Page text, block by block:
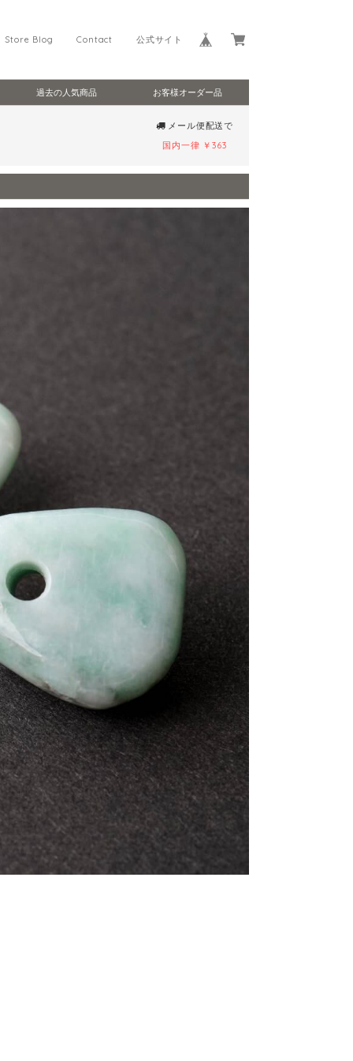
公式サイト
Contact
Store Blog
過去の人気商品 お客様オーダー品
メール便配送で
国内一律 ￥363